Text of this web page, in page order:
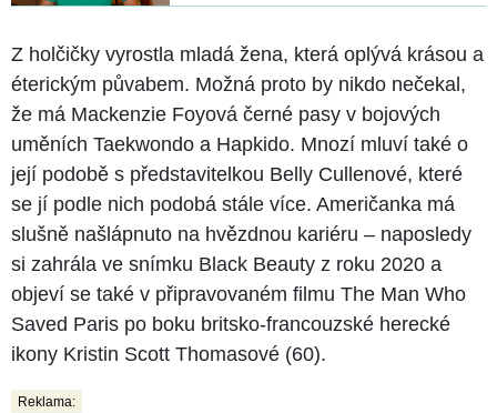
Z holčičky vyrostla mladá žena, která oplývá krásou a
éterickým půvabem. Možná proto by nikdo nečekal,
že má Mackenzie Foyová černé pasy v bojových
uměních Taekwondo a Hapkido. Mnozí mluví také o
její podobě s představitelkou Belly Cullenové, které
se jí podle nich podobá stále více. Američanka má
slušně našlápnuto na hvězdnou kariéru – naposledy
si zahrála ve snímku Black Beauty z roku 2020 a
objeví se také v připravovaném filmu The Man Who
Saved Paris po boku britsko-francouzské herecké
ikony Kristin Scott Thomasové (60).
Reklama: